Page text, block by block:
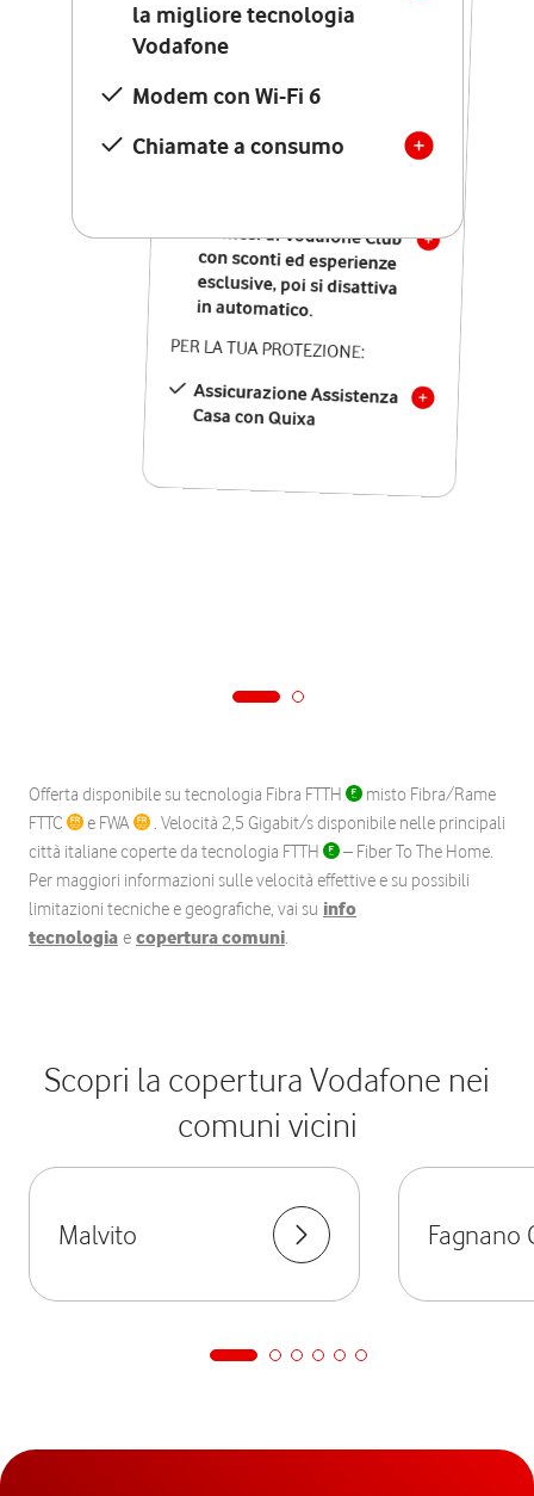
la migliore tecnologia
Vodafone
Modem con Wi-Fi 6
Chiamate a consumo
Vodafone
Modem Seven con Wi-Fi 7
Chiamate illimitate verso
numeri fissi e mobili
nazionali
12 mesi di Vodafone Club
con sconti ed esperienze
esclusive, poi si disattiva
in automatico.
PER LA TUA PROTEZIONE:
Assicurazione Assistenza
Casa con Quixa
Offerta disponibile su tecnologia Fibra FTTH
misto Fibra/Rame
FTTC
e FWA
. Velocità 2,5 Gigabit/s disponibile nelle principali
città italiane coperte da tecnologia FTTH
– Fiber To The Home.
Per maggiori informazioni sulle velocità effettive e su possibili
limitazioni tecniche e geografiche, vai su info
tecnologia e copertura comuni.
Scopri la copertura Vodafone nei
comuni vicini
Malvito Fagnano